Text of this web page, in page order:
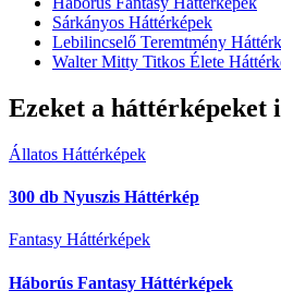
Sárkányos Háttérképek
Lebilincselő Teremtmény
Walter Mitty Titkos Élete
Ezeket a háttérképeket
Állatos Háttérképek
300 db Nyuszis Háttérkép
Fantasy Háttérképek
Háborús Fantasy Háttérképek